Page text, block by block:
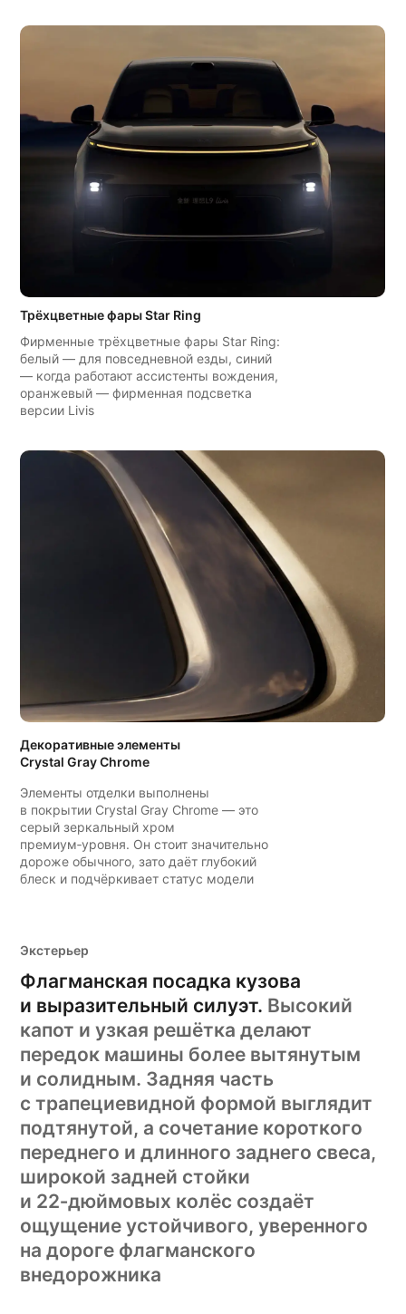
Трёхцветные фары Star Ring
Декоративные элементы
Crystal Gray Chrome
Фирменные трёхцветные фары Star Ring:
белый — для повседневной езды, синий
— когда работают ассистенты вождения,
оранжевый — фирменная подсветка
версии Livis
Элементы отделки выполнены
в покрытии Crystal Gray Chrome — это
серый зеркальный хром
премиум‑уровня. Он стоит значительно
дороже обычного, зато даёт глубокий
блеск и подчёркивает статус модели
Флагманская посадка кузова
и выразительный силуэт. Высокий
капот и узкая решётка делают
передок машины более вытянутым
и солидным. Задняя часть
с трапециевидной формой выглядит
подтянутой, а сочетание короткого
переднего и длинного заднего свеса,
широкой задней стойки
и 22‑дюймовых колёс создаёт
ощущение устойчивого, уверенного
на дороге флагманского
внедорожника
Экстерьер